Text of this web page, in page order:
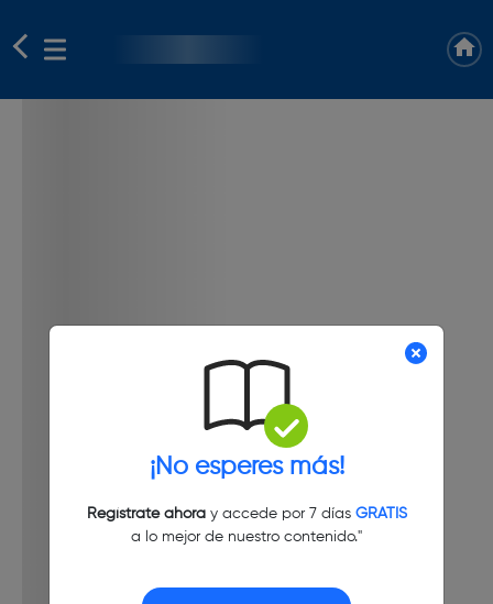
¡No esperes más!
Regístrate ahoray accede por 7 días GRATIS
a lo mejor de nuestro contenido."